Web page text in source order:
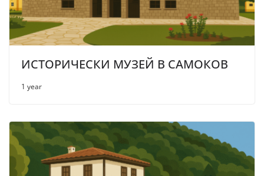
ИСТОРИЧЕСКИ МУЗЕЙ В САМОКОВ
1 year